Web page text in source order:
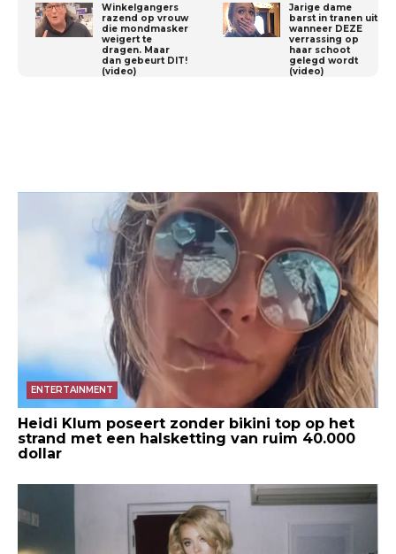
Winkelgangers
razend op vrouw
die mondmasker
weigert te
dragen. Maar
dan gebeurt DIT!
(video)
Jarige dame
barst in tranen uit
wanneer DEZE
verrassing op
haar schoot
gelegd wordt
(video)
ENTERTAINMENT
Heidi Klum poseert zonder bikini top op het
strand met een halsketting van ruim 40.000
dollar